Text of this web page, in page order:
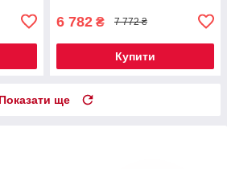
6 782 ₴ 7 772 ₴
Купити
Показати ще